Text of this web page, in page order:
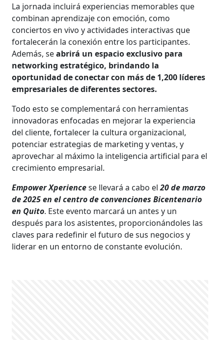
La jornada incluirá experiencias memorables que
combinan aprendizaje con emoción, como
conciertos en vivo y actividades interactivas que
fortalecerán la conexión entre los participantes.
Además, seabrirá un espacio exclusivo para
networking estratégico, brindando la
oportunidad de conectar con más de 1,200 líderes
empresariales de diferentes sectores.
Todo esto se complementará con herramientas
innovadoras enfocadas en mejorar la experiencia
del cliente, fortalecer la cultura organizacional,
potenciar estrategias de marketing y ventas, y
aprovechar al máximo la inteligencia artificial para el
crecimiento empresarial.
Empower Xperiencese llevará a cabo el20 de marzo
de 2025 en el centro de convenciones Bicentenario
en Quito. Este evento marcará un antes y un
después para los asistentes, proporcionándoles las
claves para redefinir el futuro de sus negocios y
liderar en un entorno de constante evolución.